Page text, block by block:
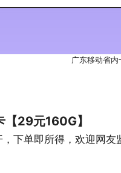
广东移动省内
29元160G】
下单即所得，欢迎网友